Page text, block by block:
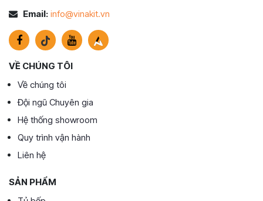
Email: info@vinakit.vn
VỀ CHÚNG TÔI
Về chúng tôi
Đội ngũ Chuyên gia
Hệ thống showroom
Quy trình vận hành
Liên hệ
SẢN PHẨM